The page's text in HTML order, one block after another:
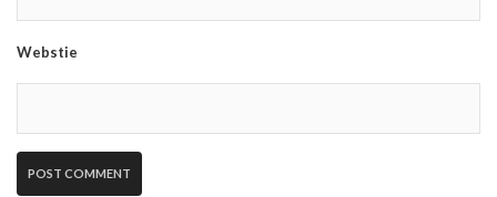
Webstie